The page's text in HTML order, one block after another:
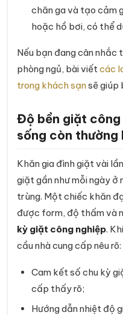
chăn ga và tạo cảm
hoặc hồ bơi, có thể
Nếu bạn đang cân
phòng ngủ, bài viếtcác
trong khách sạnsẽ giúp
Độ bền giặt
sống còn thường
Khăn gia đình giặt vài
giặt gần như mỗi ngày
trùng. Một chiếc khăn
được form, độ thấm và
kỳ giặt công nghiệp.
cầu nhà cung cấp nêu rõ:
Cam kết số chu kỳ
cấp thấy rõ;
Hướng dẫn nhiệt độ